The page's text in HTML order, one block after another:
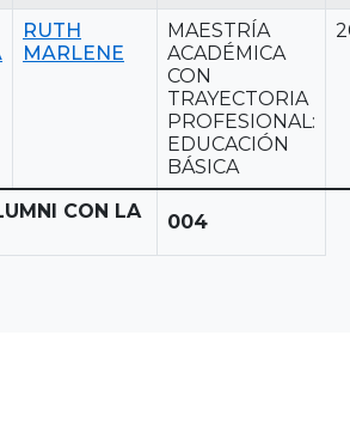
RUTH
MARLENE
MAESTRÍA
ACADÉMICA
CON
TRAYECTORIA
PROFESIONAL:
EDUCACIÓN
BÁSICA
CON LA
004